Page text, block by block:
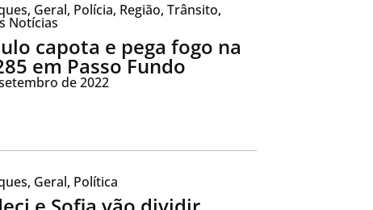
, Geral, Polícia, Região, Trânsito,
Notícias
capota e pega fogo na
em Passo Fundo
de 2022
, Geral, Política